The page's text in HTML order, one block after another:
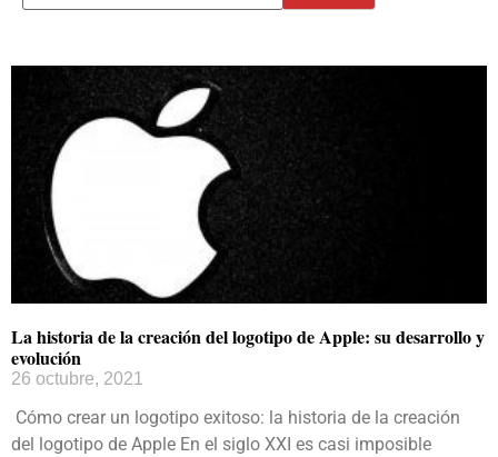
La historia de la creación del logotipo de Apple: su desarrollo y
evolución
26 octubre, 2021
Cómo crear un logotipo exitoso: la historia de la creación
del logotipo de Apple En el siglo XXI es casi imposible